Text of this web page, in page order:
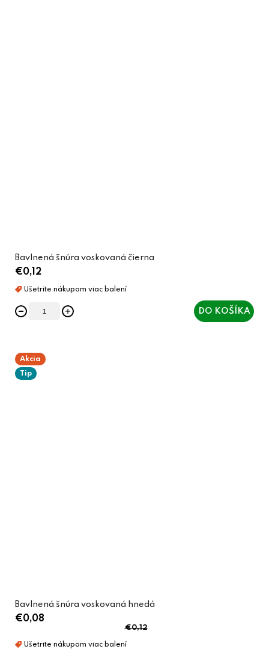
Bavlnená šnúra voskovaná čierna
€0,12
DO KOŠÍKA
Akcia
Tip
Bavlnená šnúra voskovaná hnedá
€0,08
€0,12